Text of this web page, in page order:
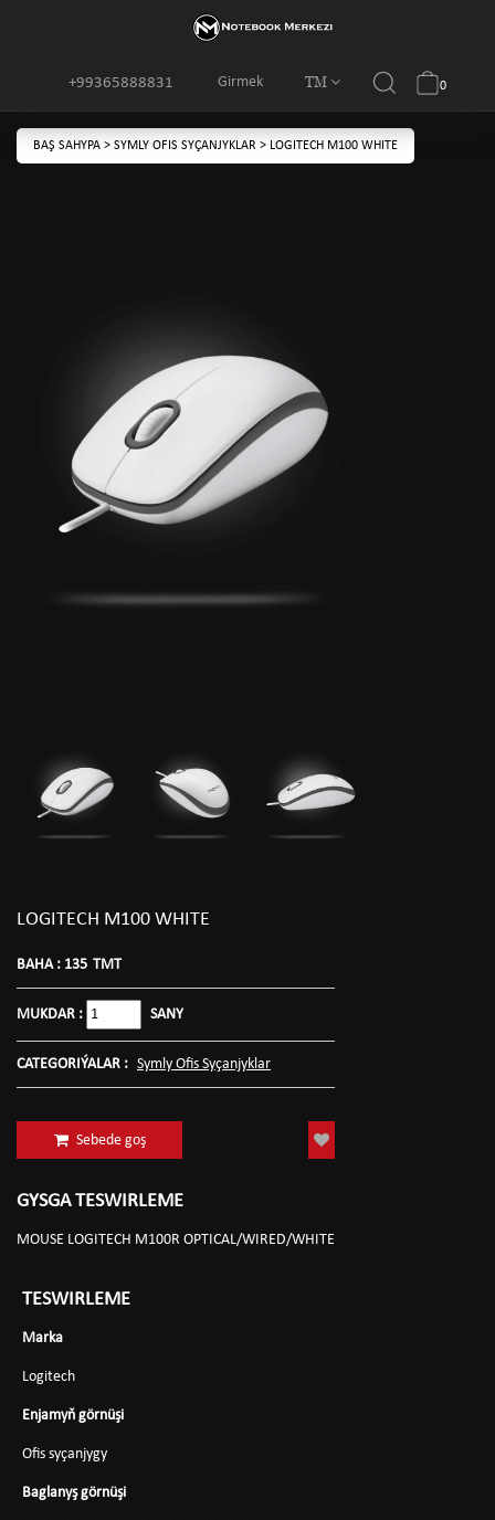
Girmek TM
+99365888831 0
BAŞ SAHYPA > SYMLY OFIS SYÇANJYKLAR > LOGITECH M100 WHITE
LOGITECH M100 WHITE
BAHA : 135 TMT
MUKDAR : SANY
CATEGORIÝALAR : Symly Ofis Syçanjyklar
Sebede goş
GYSGA TESWIRLEME
MOUSE LOGITECH M100R OPTICAL/WIRED/WHITE
TESWIRLEME
Marka
Logitech
Enjamyň görnüşi
Ofis syçanjygy
Baglanyş görnüşi